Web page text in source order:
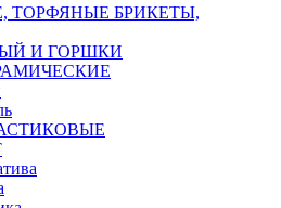
ТОРФЯНЫЕ БРИКЕТЫ,
И ГОРШКИ